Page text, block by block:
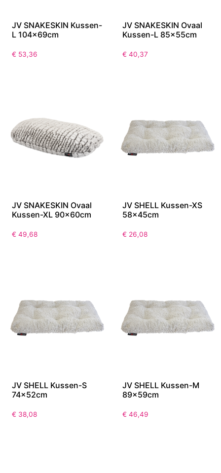
JV SNAKESKIN Kussen-
L 104x69cm
€ 53,36
JV SNAKESKIN Ovaal
Kussen-L 85x55cm
€ 40,37
JV SNAKESKIN Ovaal
Kussen-XL 90x60cm
€ 49,68
JV SHELL Kussen-XS
58x45cm
€ 26,08
JV SHELL Kussen-S
74x52cm
€ 38,08
JV SHELL Kussen-M
89x59cm
€ 46,49